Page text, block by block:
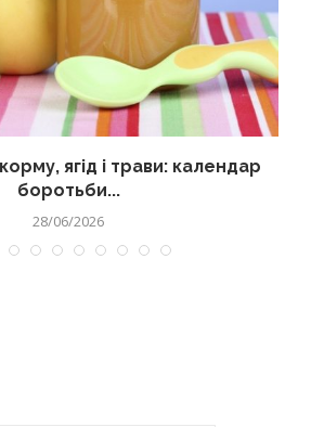
ягід і трави: календар
боротьби...
28/06/2026